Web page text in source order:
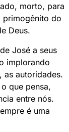
morto, para
primogênito do
Deus.
José a seus
implorando
as autoridades.
que pensa,
entre nós.
é uma